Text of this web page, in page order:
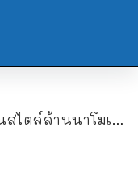
ารออกแบบดั้งเดิมผสานไปกับความโมเดิร์น บนพื้นที่ใช้สอย 450 ตร.ม.